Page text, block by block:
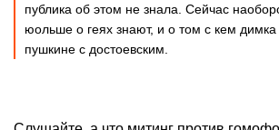
публика об этом не знала. Сейчас
юольше о геях знают, и о том с кем
пушкине с достоевским.